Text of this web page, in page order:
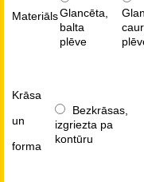
MateriālsGlancēta,
balta
plēve
Krāsa
un
forma
Bezkrāsas,
izgriezta pa
kontūru